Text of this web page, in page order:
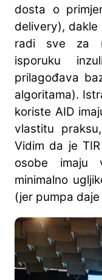
dosta o
delivery),
radi sve za
isporuku
prilagođava
algoritama).
koriste AID
vlastitu
Vidim da je
osobe imaju
minimalno
(jer pumpa